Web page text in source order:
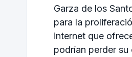
Garza de los
para la
internet que
podrían perder